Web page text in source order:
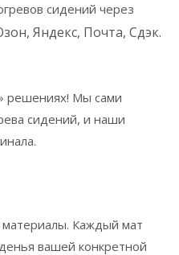
сидений через
Яндекс, Почта, Сдэк.
решениях! Мы сами
сидений, и наши
Каждый мат
вашей конкретной